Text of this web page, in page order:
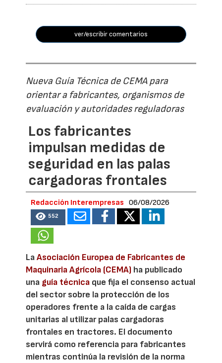
ver/escribir comentarios
Nueva Guía Técnica de CEMA para
orientar a fabricantes, organismos de
evaluación y autoridades reguladoras
Los fabricantes
impulsan medidas de
seguridad en las palas
cargadoras frontales
Redacción Interempresas 06/08/2026
552
LaAsociación Europea de Fabricantes de
Maquinaria Agrícola (CEMA) ha publicado
una guía técnica que fija el consenso actual
del sector sobre la protección de los
operadores frente a la caída de cargas
unitarias al utilizar palas cargadoras
frontales en tractores. El documento
servirá como referencia para fabricantes
mientras continúa la revisión de la norma